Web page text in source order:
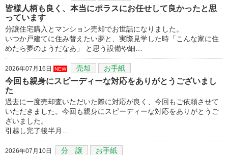
皆様人柄も良く、本当にポラスにお任せして良かったと思
っています
分譲住宅購入とマンション売却でお世話になりました。
いつか戸建てに住み替えたい夢と、実際見学した時「こんな家に住
めたら夢のようだなあ」 と思う設備や細…
2026年07月16日 NEW 売却 お手紙
今回も親身にスピーディーな対応をありがとうございまし
た
過去に一度売却査いただいた際に対応が良く、今回もご依頼させて
いただきました。今回も親身にスピーディーな対応をありがとうご
ざいました。
引越し完了後半月…
2026年07月10日 分 譲 お手紙